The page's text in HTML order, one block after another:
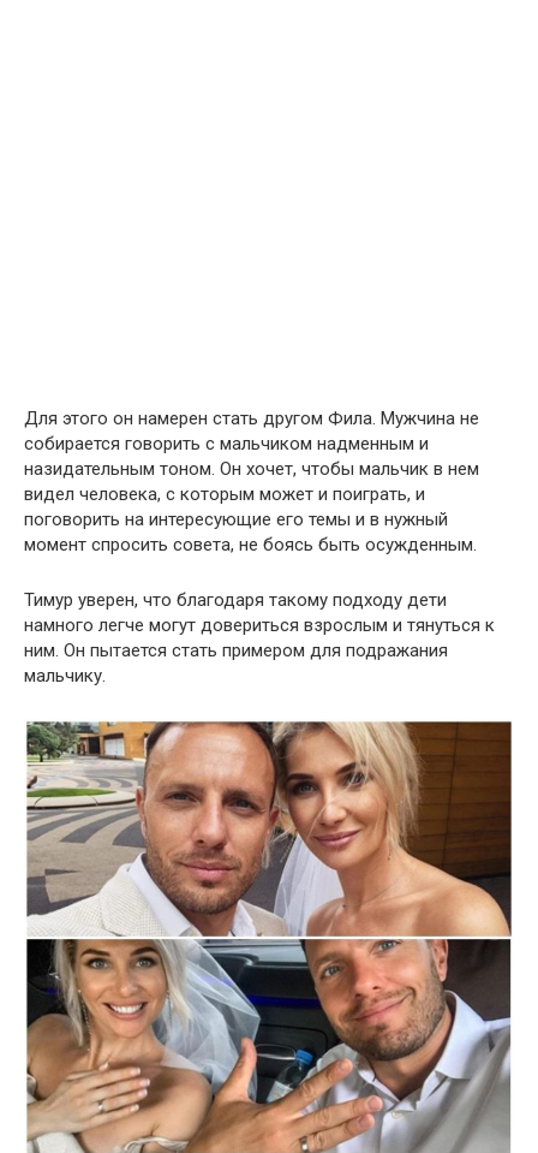
Для этого он намерен стать другом Фила. Мужчина не
собирается говорить с мальчиком надменным и
назидательным тоном. Он хочет, чтобы мальчик в нем
видел человека, с которым может и поиграть, и
поговорить на интересующие его темы и в нужный
момент спросить совета, не боясь быть осужденным.
Тимур уверен, что благодаря такому подходу дети
намного легче могут довериться взрослым и тянуться к
ним. Он пытается стать примером для подражания
мальчику.